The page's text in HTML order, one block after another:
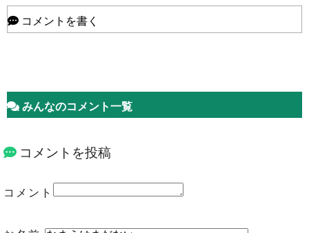
コメントを書く
みんなのコメント一覧
コメントを投稿
コメント